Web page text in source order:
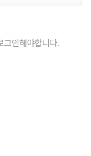
그인해야합니다.